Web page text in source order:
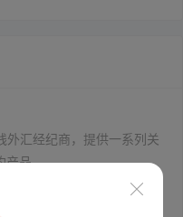
汇经纪商，提供一系列关
产品。
请注意所涉及的风险。